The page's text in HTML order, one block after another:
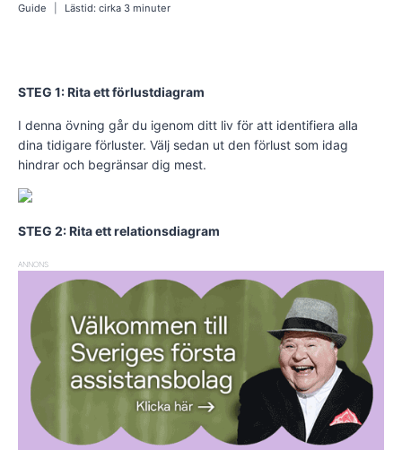
Guide
Lästid: cirka 3 minuter
STEG 1: Rita ett förlustdiagram
I denna övning går du igenom ditt liv för att identifiera alla
dina tidigare förluster. Välj sedan ut den förlust som idag
hindrar och begränsar dig mest.
STEG 2: Rita ett relationsdiagram
ANNONS